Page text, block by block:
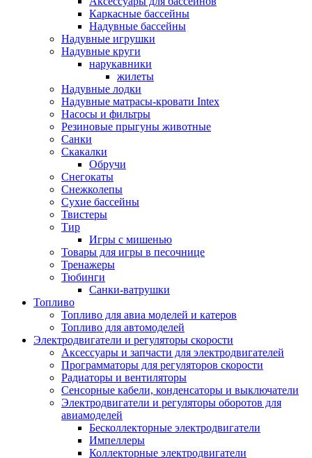
Каркасные бассейны
Надувные бассейны
Надувные игрушки
Надувные круги
нарукавники
жилеты
Надувные лодки
Надувные матрасы-кровати Intex
Насосы и фильтры
Резиновые прыгуны животные
Санки
Скакалки
Обручи
Снегокаты
Снежколепы
Сухие бассейны
Твистеры
Тир
Игры с мишенью
Товары для игры в песочнице
Тренажеры
Тюбинги
Санки-ватрушки
Топливо
Топливо для авиа моделей и катеров
Топливо для автомоделей
Электродвигатели и регуляторы скорости
Аксессуары и запчасти для электродвигателей
Программаторы для регуляторов скорости
Радиаторы и вентиляторы
Сенсорные кабели, конденсаторы и выключатели
Электродвигатели и регуляторы оборотов для
авиамоделей
Бесколлекторные электродвигатели
Импеллеры
Коллекторные электродвигатели